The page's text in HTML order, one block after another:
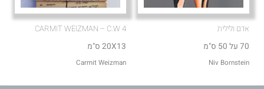
אדם ולילית
70 על 50 ס"מ
Niv Bornstein
CARMIT WEIZMAN – C.W 4
20X13 ס"מ
Carmit Weizman